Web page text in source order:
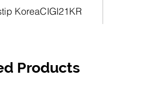
KoreaCIGI21KR
Products